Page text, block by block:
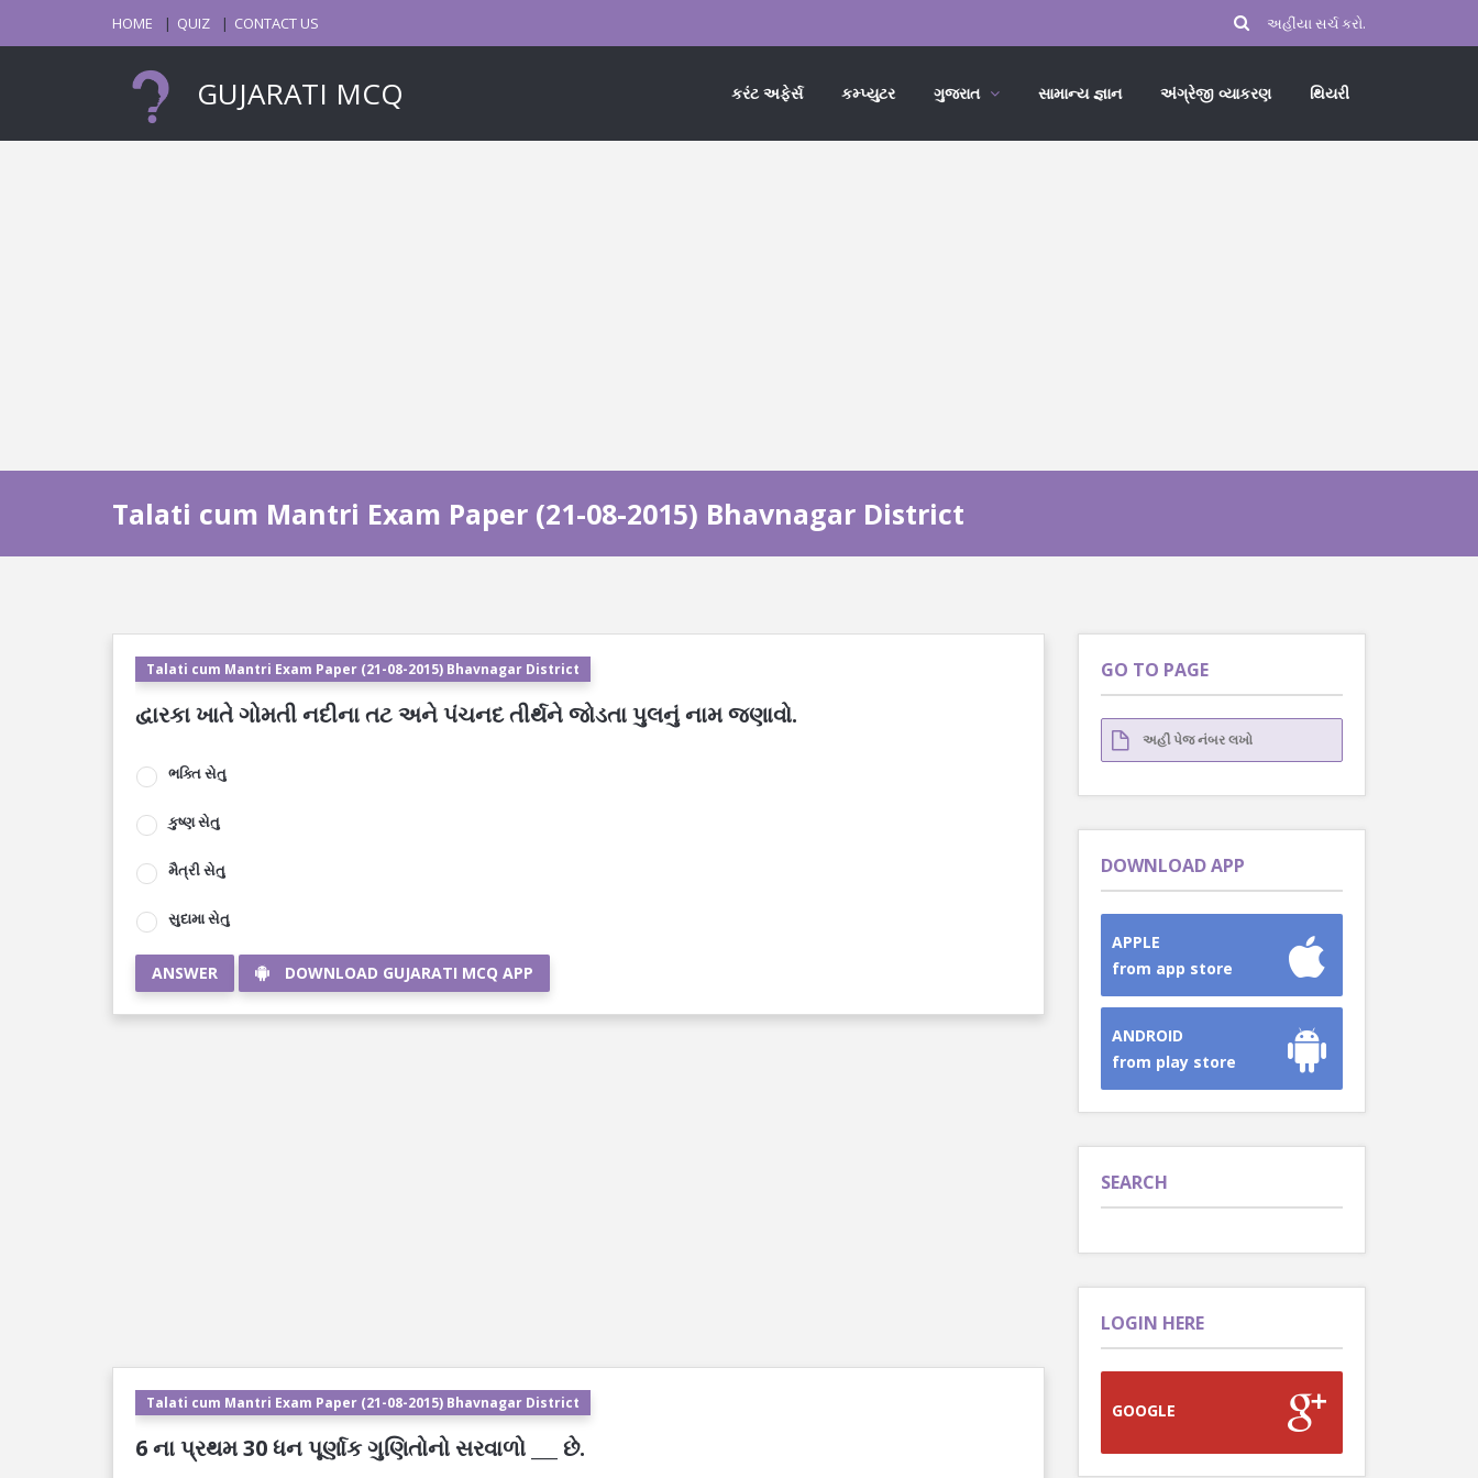
HOME QUIZ CONTACT US
GUJARATI MCQ કરંટ અફેર્સ કમ્પ્યુટર ગુજરાત સામાન્ય જ્ઞાન અંગ્રેજી વ્યાકરણ થિયરી
Talati cum Mantri Exam Paper (21-08-2015) Bhavnagar District
Talati cum Mantri Exam Paper (21-08-2015) Bhavnagar District
દ્વારકા ખાતે ગોમતી નદીના તટ અને પંચનદ તીર્થને જોડતા પુલનું નામ જણાવો.
ભક્તિ સેતુ
કુષ્ણ સેતુ
મૈત્રી સેતુ
સુદામા સેતુ
ANSWER DOWNLOAD GUJARATI MCQ APP
Talati cum Mantri Exam Paper (21-08-2015) Bhavnagar District
6 ના પ્રથમ 30 ધન પૂર્ણાક ગુણિતોનો સરવાળો ___ છે.
GO TO PAGE
DOWNLOAD APP
APPLE
from app store
ANDROID
from play store
SEARCH
LOGIN HERE
GOOGLE